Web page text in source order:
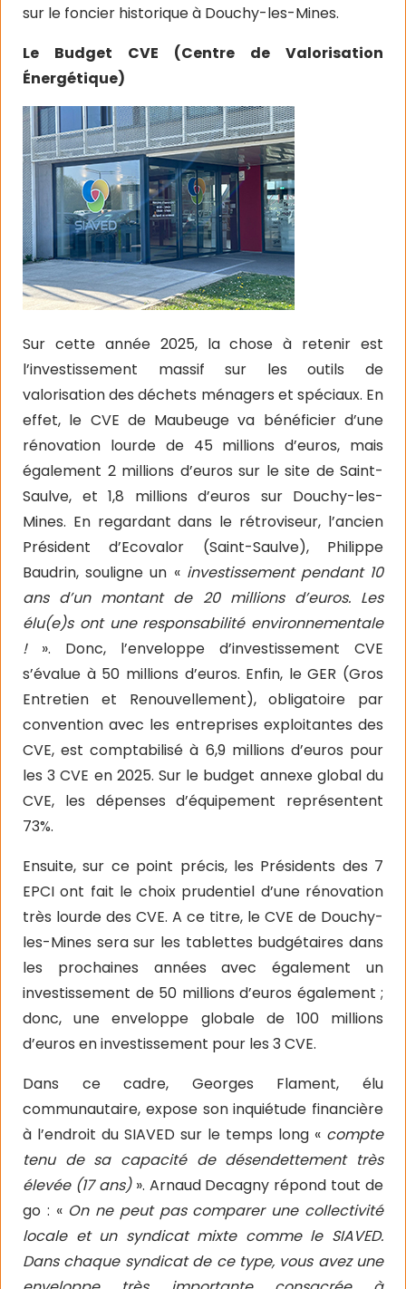
sur le foncier historique à Douchy-les-Mines.
Le Budget CVE (Centre de Valorisation
Énergétique)
Sur cette année 2025, la chose à retenir est
l’investissement massif sur les outils de
valorisation des déchets ménagers et spéciaux. En
effet, le CVE de Maubeuge va bénéficier d’une
rénovation lourde de 45 millions d’euros, mais
également 2 millions d’euros sur le site de Saint-
Saulve, et 1,8 millions d’euros sur Douchy-les-
Mines. En regardant dans le rétroviseur, l’ancien
Président d’Ecovalor (Saint-Saulve), Philippe
Baudrin, souligne un «investissement pendant 10
ans d’un montant de 20 millions d’euros. Les
élu(e)s ont une responsabilité environnementale
! ». Donc, l’enveloppe d’investissement CVE
s’évalue à 50 millions d’euros. Enfin, le GER (Gros
Entretien et Renouvellement), obligatoire par
convention avec les entreprises exploitantes des
CVE, est comptabilisé à 6,9 millions d’euros pour
les 3 CVE en 2025. Sur le budget annexe global du
CVE, les dépenses d’équipement représentent
73%.
Ensuite, sur ce point précis, les Présidents des 7
EPCI ont fait le choix prudentiel d’une rénovation
très lourde des CVE. A ce titre, le CVE de Douchy-
les-Mines sera sur les tablettes budgétaires dans
les prochaines années avec également un
investissement de 50 millions d’euros également ;
donc, une enveloppe globale de 100 millions
d’euros en investissement pour les 3 CVE.
Dans ce cadre, Georges Flament, élu
communautaire, expose son inquiétude financière
à l’endroit du SIAVED sur le temps long « compte
tenu de sa capacité de désendettement très
élevée (17 ans)». Arnaud Decagny répond tout de
go : «On ne peut pas comparer une collectivité
locale et un syndicat mixte comme le SIAVED.
Dans chaque syndicat de ce type, vous avez une